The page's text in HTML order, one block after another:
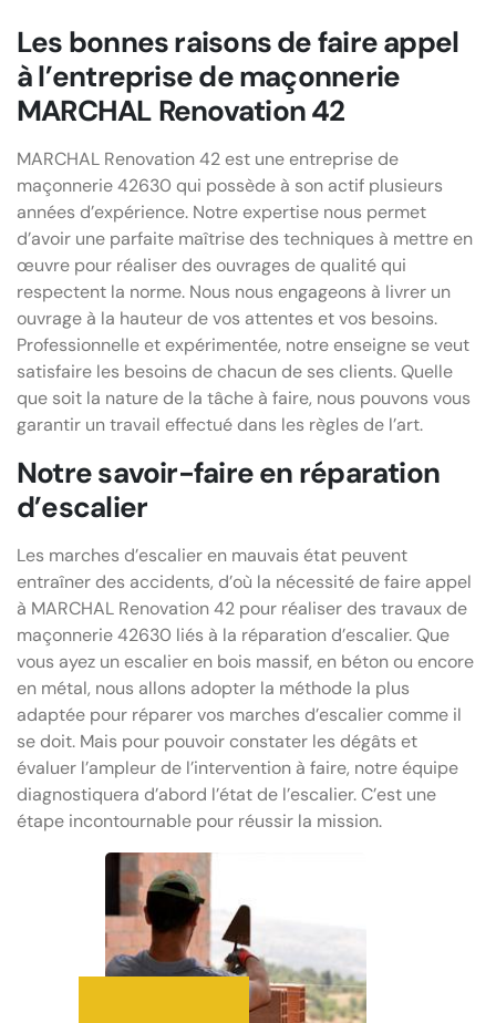
Les bonnes raisons de faire appel
à l’entreprise de maçonnerie
MARCHAL Renovation 42
MARCHAL Renovation 42 est une entreprise de
maçonnerie 42630 qui possède à son actif plusieurs
années d’expérience. Notre expertise nous permet
d’avoir une parfaite maîtrise des techniques à mettre en
œuvre pour réaliser des ouvrages de qualité qui
respectent la norme. Nous nous engageons à livrer un
ouvrage à la hauteur de vos attentes et vos besoins.
Professionnelle et expérimentée, notre enseigne se veut
satisfaire les besoins de chacun de ses clients. Quelle
que soit la nature de la tâche à faire, nous pouvons vous
garantir un travail effectué dans les règles de l’art.
Notre savoir-faire en réparation
d’escalier
Les marches d’escalier en mauvais état peuvent
entraîner des accidents, d’où la nécessité de faire appel
à MARCHAL Renovation 42 pour réaliser des travaux de
maçonnerie 42630 liés à la réparation d’escalier. Que
vous ayez un escalier en bois massif, en béton ou encore
en métal, nous allons adopter la méthode la plus
adaptée pour réparer vos marches d’escalier comme il
se doit. Mais pour pouvoir constater les dégâts et
évaluer l’ampleur de l’intervention à faire, notre équipe
diagnostiquera d’abord l’état de l’escalier. C’est une
étape incontournable pour réussir la mission.